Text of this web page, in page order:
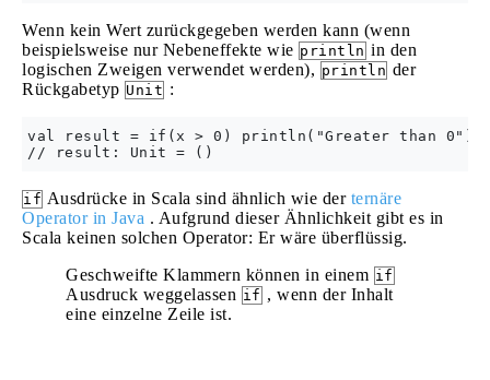
Wenn kein Wert zurückgegeben werden kann (wenn
beispielsweise nur Nebeneffekte wie println in den
logischen Zweigen verwendet werden), println der
Rückgabetyp Unit :
val result = if(x > 0) println("Greater than 0")
if Ausdrücke in Scala sind ähnlich wie der ternäre
Operator in Java . Aufgrund dieser Ähnlichkeit gibt es in
Scala keinen solchen Operator: Er wäre überflüssig.
Geschweifte Klammern können in einem if
Ausdruck weggelassen if , wenn der Inhalt
eine einzelne Zeile ist.